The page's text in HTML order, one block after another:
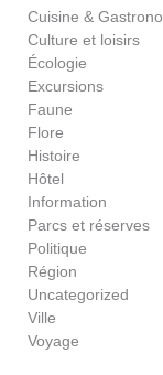
Cuisine &
Culture et loisirs
Écologie
Excursions
Faune
Flore
Histoire
Hôtel
Information
Parcs et réserves
Politique
Région
Uncategorized
Ville
Voyage